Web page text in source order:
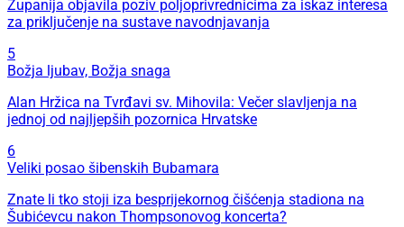
Županija objavila poziv poljoprivrednicima za iskaz interesa
za priključenje na sustave navodnjavanja
5
Božja ljubav, Božja snaga
Alan Hržica na Tvrđavi sv. Mihovila: Večer slavljenja na
jednoj od najljepših pozornica Hrvatske
6
Veliki posao šibenskih Bubamara
Znate li tko stoji iza besprijekornog čišćenja stadiona na
Šubićevcu nakon Thompsonovog koncerta?